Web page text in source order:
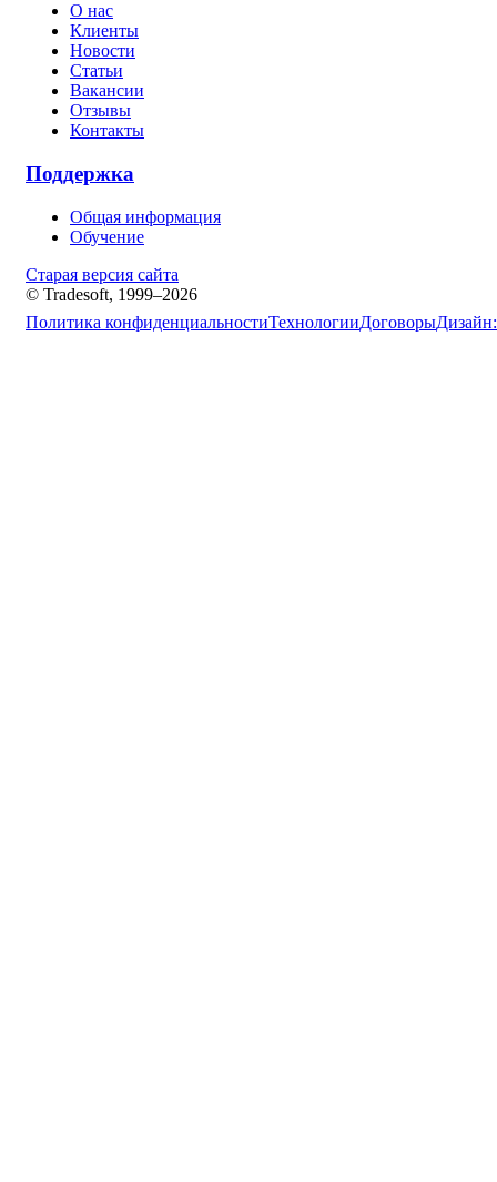
О нас
Клиенты
Новости
Статьи
Вакансии
Отзывы
Контакты
Поддержка
Общая информация
Обучение
Старая версия сайта
© Tradesoft, 1999–2026
Политика конфиденциальностиТехнологииДоговорыДизайн: